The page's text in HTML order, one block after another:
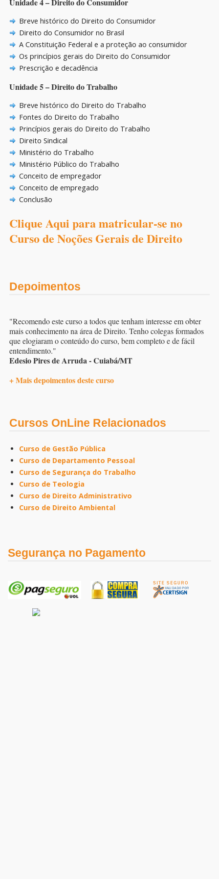
Breve histórico do Direito do Consumidor
Direito do Consumidor no Brasil
A Constituição Federal e a proteção ao consumidor
Os princípios gerais do Direito do Consumidor
Prescrição e decadência
Unidade 5 – Direito do Trabalho
Breve histórico do Direito do Trabalho
Fontes do Direito do Trabalho
Princípios gerais do Direito do Trabalho
Direito Sindical
Ministério do Trabalho
Ministério Público do Trabalho
Conceito de empregador
Conceito de empregado
Conclusão
Clique Aqui para matricular-se no
Curso de Noções Gerais de Direito
Depoimentos
"Recomendo este curso a todos que tenham interesse em obter
mais conhecimento na área de Direito. Tenho colegas formados
que elogiaram o conteúdo do curso, bem completo e de fácil
entendimento."
Edesio Pires de Arruda - Cuiabá/MT
+ Mais depoimentos deste curso
Cursos OnLine Relacionados
Curso de Gestão Pública
Curso de Departamento Pessoal
Curso de Segurança do Trabalho
Curso de Teologia
Curso de Direito Administrativo
Curso de Direito Ambiental
Segurança no Pagamento